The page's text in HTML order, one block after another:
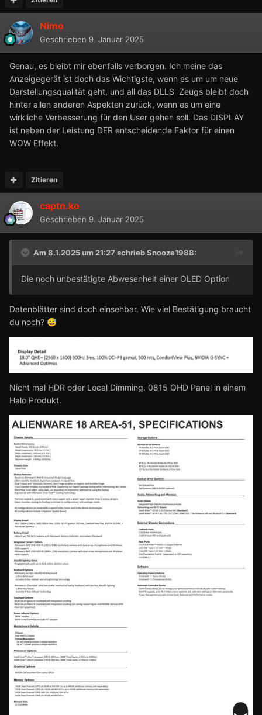
Nimo
Geschrieben 9. Januar 2025
Genau, es bleibt mir ebenfalls verborgen. Ich meine das
Anzeigegerät ist doch das Wichtigste, wenn es um um neue
Darstellungsqualität geht, und all das DLLS Zeugs bleibt doch
hinter allen anderen Aspekten zurück, wenn es um eine
wirkliche Verbesserung für den User gehen soll. Das DISPLAY
ist neben der Leistung DER entscheidende Faktor für einen
WOW Effekt.
Zitieren
captn.ko
Geschrieben 9. Januar 2025
Am 8.1.2025 um 21:27 schriebSnooze1988:
Die noch unbestätigte Abwesenheit einer OLED Option
Datenblätter sind doch einsehbar. Wie viel Bestätigung braucht
du noch? 😅
Nicht mal HDR oder Local Dimming. 0815 QHD Panel in einem
Halo Produkt.